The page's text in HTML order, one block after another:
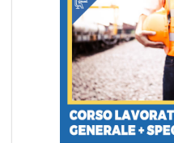
regioni
base
prima
Datori di
delega